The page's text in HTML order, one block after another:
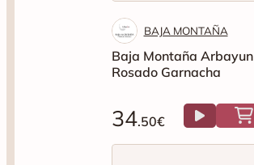
BAJA MONTAÑA
Baja Montaña Arbayun
Rosado Garnacha
34.50€